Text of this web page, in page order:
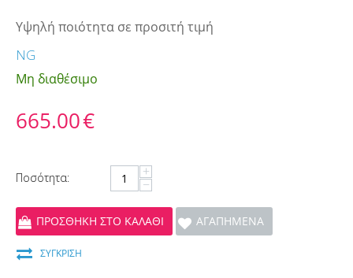
Υψηλή ποιότητα σε προσιτή τιμή
NG
Μη διαθέσιμο
665.00€
Ποσότητα: +
−
ΠΡΟΣΘΉΚΗ ΣΤΟ ΚΑΛΆΘΙ ΑΓΑΠΗΜΈΝΑ
ΣΎΓΚΡΙΣΗ